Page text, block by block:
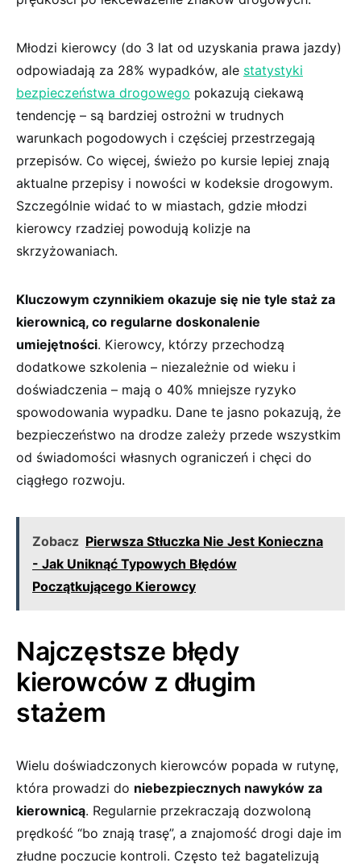
Młodzi kierowcy (do 3 lat ‍od uzyskania prawa jazdy)
odpowiadają⁢ za ​28% wypadków, ale statystyki
bezpieczeństwa ​drogowego ‌pokazują ⁢ciekawą
tendencję – są bardziej ⁢ostrożni w ​trudnych
warunkach pogodowych i częściej przestrzegają⁣
przepisów. Co‌ więcej, świeżo po kursie lepiej znają
aktualne przepisy i nowości w kodeksie drogowym.
Szczególnie widać to w miastach, gdzie młodzi
kierowcy‌ rzadziej powodują kolizje na
skrzyżowaniach.
Kluczowym czynnikiem ‌okazuje ⁣się⁤ nie tyle‍ staż za
kierownicą, co regularne doskonalenie
umiejętności. Kierowcy, którzy przechodzą
dodatkowe⁢ szkolenia – niezależnie od wieku i
doświadczenia – ⁢mają⁤ o 40% mniejsze ryzyko
spowodowania wypadku.⁤ Dane te jasno ​pokazują, że
bezpieczeństwo⁤ na‍ drodze zależy przede​ wszystkim
od ‌świadomości własnych‌ ograniczeń i chęci do
ciągłego rozwoju.
Zobacz Pierwsza Stłuczka Nie Jest Konieczna
- Jak Uniknąć Typowych Błędów
Początkującego Kierowcy
Najczęstsze​ błędy
kierowców⁣ z długim
stażem
Wielu doświadczonych ‌kierowców popada w rutynę,
która prowadzi do niebezpiecznych nawyków ‌za
kierownicą. Regularnie przekraczają⁣ dozwoloną
prędkość “bo znają‌ trasę”, ⁣a⁢ znajomość drogi daje im
złudne ⁢poczucie‍ kontroli. Często też bagatelizują